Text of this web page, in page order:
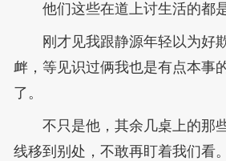
他们这些在道上讨生活的都
刚才见我跟静源年轻以为好
衅，等见识过俩我也是有点本事
了。
不只是他，其余几桌上的那
线移到别处，不敢再盯着我们看。